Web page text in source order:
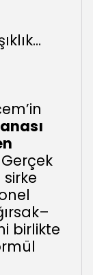
Gerçek
birlikte